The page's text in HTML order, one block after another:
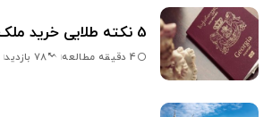
5 نکته طلایی خرید ملک در خارج از کشور
4 دقیقه مطالعه 78 بازدید